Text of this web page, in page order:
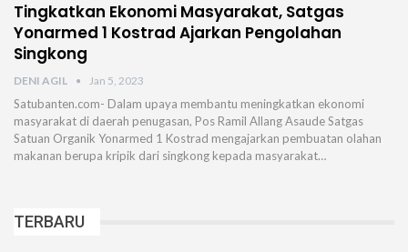
Tingkatkan Ekonomi Masyarakat, Satgas
Yonarmed 1 Kostrad Ajarkan Pengolahan
Singkong
DENI AGIL Jan 5, 2023
Satubanten.com- Dalam upaya membantu meningkatkan ekonomi
masyarakat di daerah penugasan, Pos Ramil Allang Asaude Satgas
Satuan Organik Yonarmed 1 Kostrad mengajarkan pembuatan olahan
makanan berupa kripik dari singkong kepada masyarakat…
TERBARU